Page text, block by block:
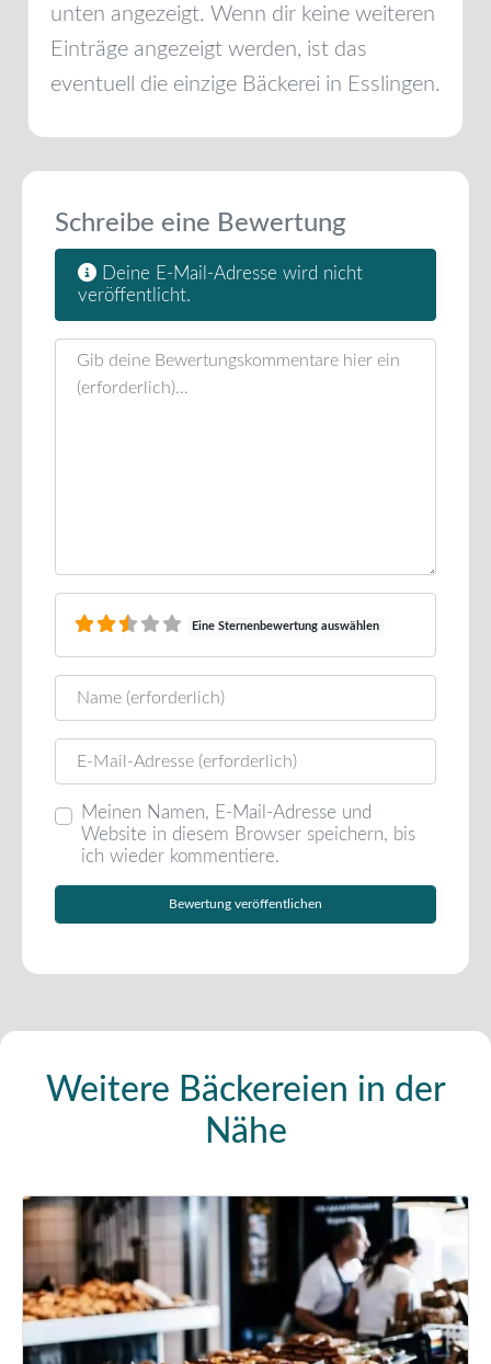
unten angezeigt. Wenn dir keine weiteren
Einträge angezeigt werden, ist das
eventuell die einzige Bäckerei in Esslingen.
Schreibe eine Bewertung
Deine E-Mail-Adresse wird nicht
veröffentlicht.
Rezensionstext
Eine Sternenbewertung auswählen
Name
E-Mail
Meinen Namen, E-Mail-Adresse und
Website in diesem Browser speichern, bis
ich wieder kommentiere.
Weitere Bäckereien in der
Nähe